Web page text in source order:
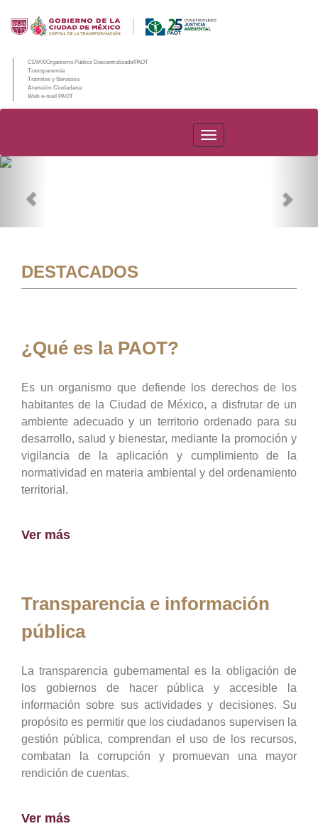
CDMX/Organismo Público Descentralizado/PAOT
Transparencia
Trámites y Servicios
Atención Ciudadana
Web e-mail PAOT
PAOT
DESTACADOS
¿Qué es la PAOT?
Es un organismo que defiende los derechos de los
habitantes de la Ciudad de México, a disfrutar de un
ambiente adecuado y un territorio ordenado para su
desarrollo, salud y bienestar, mediante la promoción y
vigilancia de la aplicación y cumplimiento de la
normatividad en materia ambiental y del ordenamiento
territorial.
Ver más
Transparencia e información
pública
La transparencia gubernamental es la obligación de
los gobiernos de hacer pública y accesible la
información sobre sus actividades y decisiones. Su
propósito es permitir que los ciudadanos supervisen la
gestión pública, comprendan el uso de los recursos,
combatan la corrupción y promuevan una mayor
rendición de cuentas.
Ver más